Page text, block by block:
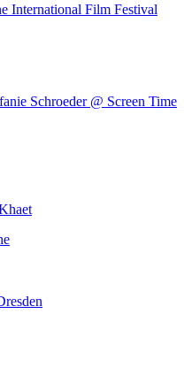
International Film Festival
Schroeder @ Screen Time